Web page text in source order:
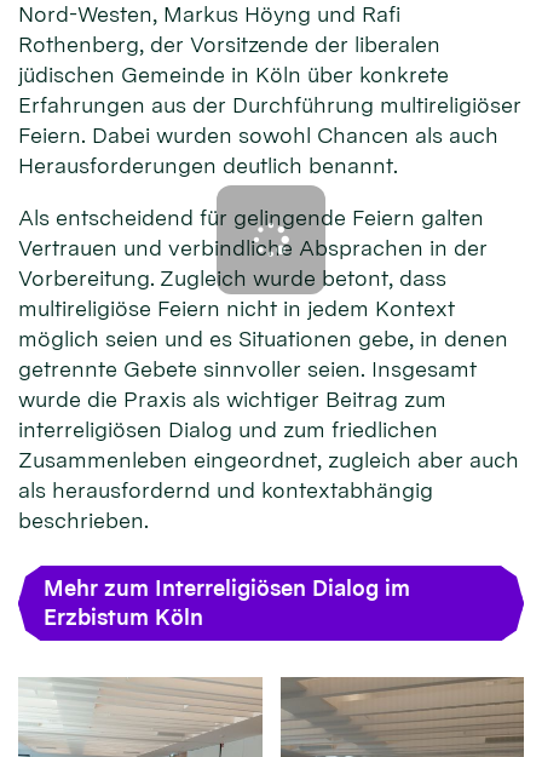
Nord-Westen, Markus Höyng und Rafi
Rothenberg, der Vorsitzende der liberalen
jüdischen Gemeinde in Köln über konkrete
Erfahrungen aus der Durchführung multireligiöser
Feiern. Dabei wurden sowohl Chancen als auch
Herausforderungen deutlich benannt.
Als entscheidend für gelingende Feiern galten
Vertrauen und verbindliche Absprachen in der
Vorbereitung. Zugleich wurde betont, dass
multireligiöse Feiern nicht in jedem Kontext
möglich seien und es Situationen gebe, in denen
getrennte Gebete sinnvoller seien. Insgesamt
wurde die Praxis als wichtiger Beitrag zum
interreligiösen Dialog und zum friedlichen
Zusammenleben eingeordnet, zugleich aber auch
als herausfordernd und kontextabhängig
beschrieben.
Mehr zum Interreligiösen Dialog im
Erzbistum Köln